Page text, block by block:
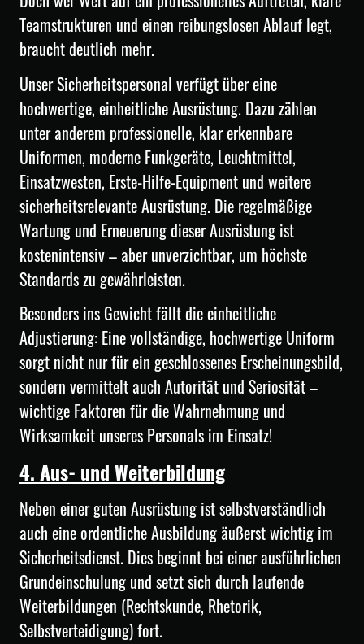
Teamstrukturen und einen reibungslosen Ablauf legt,
braucht deutlich mehr.
Unser Sicherheitspersonal verfügt über eine
hochwertige, einheitliche Ausrüstung. Dazu zählen
unter anderem professionelle, klar erkennbare
Uniformen, moderne Funkgeräte, Leuchtmittel,
Einsatzwesten, Erste-Hilfe-Equipment und weitere
sicherheitsrelevante Ausrüstung. Die regelmäßige
Wartung und Erneuerung dieser Ausrüstung ist
kostenintensiv – aber unverzichtbar, um höchste
Standards zu gewährleisten.
Besonders ins Gewicht fällt die einheitliche
Adjustierung: Eine vollständige, hochwertige Uniform
sorgt nicht nur für ein geschlossenes Erscheinungsbild,
sondern vermittelt auch Autorität und Seriosität –
wichtige Faktoren für die Wahrnehmung und
Wirksamkeit unseres Personals im Einsatz!
4. Aus- und Weiterbildung
Neben einer guten Ausrüstung ist selbstverständlich
auch eine ordentliche Ausbildung äußerst wichtig im
Sicherheitsdienst. Dies beginnt bei einer ausführlichen
Grundeinschulung und setzt sich durch laufende
Weiterbildungen (Rechtskunde, Rhetorik,
Selbstverteidigung) fort.